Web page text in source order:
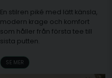
En stilren piké med lätt känsla,
modern krage och komfort
som håller från första tee till
sista putten.
SE MER